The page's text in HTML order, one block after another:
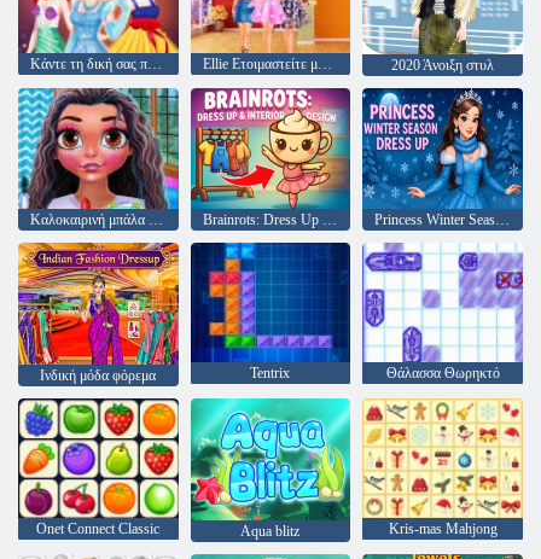
Κάντε τη δική σας πριγκίπισσα Ellie Ετοιμαστείτε μαζί μου 2 2020 Άνοιξη στυλ
Καλοκαιρινή μπάλα 2020 Brainrots: Dress Up & Interior Design Princess Winter Season Dress Up
Ινδική μόδα φόρεμα Tentrix Θάλασσα Θωρηκτό
Onet Connect Classic Aqua blitz Kris-mas Mahjong